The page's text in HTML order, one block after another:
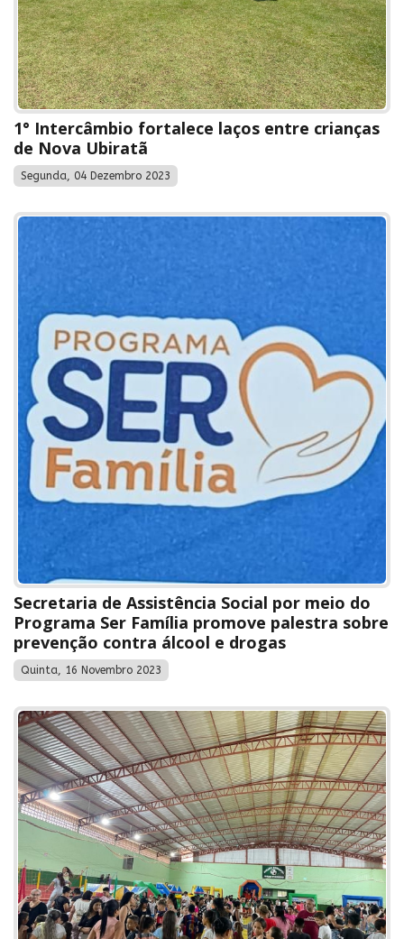
1° Intercâmbio fortalece laços entre crianças
de Nova Ubiratã
Segunda, 04 Dezembro 2023
Secretaria de Assistência Social por meio do
Programa Ser Família promove palestra sobre
prevenção contra álcool e drogas
Quinta, 16 Novembro 2023